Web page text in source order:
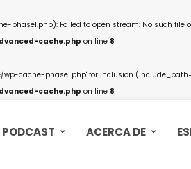
Failed to open stream: No such file
cache.php on line 8
cache-phase1.php' for inclusion
cache.php on line 8
PODCAST ACERCA DE